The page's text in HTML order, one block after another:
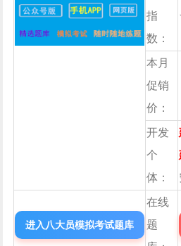
指
数：
本月
促销
价：
开发
个
体：
进入八大员模拟考试题库
在线
题